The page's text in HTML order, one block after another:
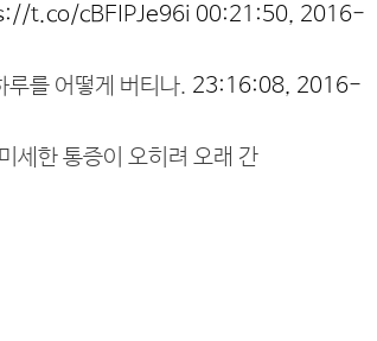
t.co/cBFIPJe96i 00:21:50, 2016-
루를 어떻게 버티나. 23:16:08, 2016-
세한 통증이 오히려 오래 간